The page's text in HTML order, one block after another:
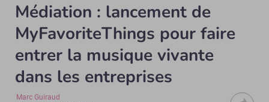
Médiation : lancement de
MyFavoriteThings pour faire
entrer la musique vivante
dans les entreprises
Marc Guiraud